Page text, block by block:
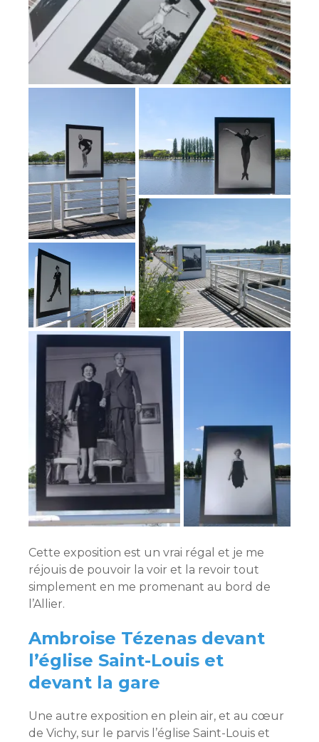
Cette exposition est un vrai régal et je me
réjouis de pouvoir la voir et la revoir tout
simplement en me promenant au bord de
l’Allier.
Ambroise Tézenas devant
l’église Saint-Louis et
devant la gare
Une autre exposition en plein air, et au cœur
de Vichy, sur le parvis l’église Saint-Louis et